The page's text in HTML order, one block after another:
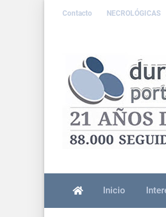
Contacto NECROLÓGICAS
Inicio